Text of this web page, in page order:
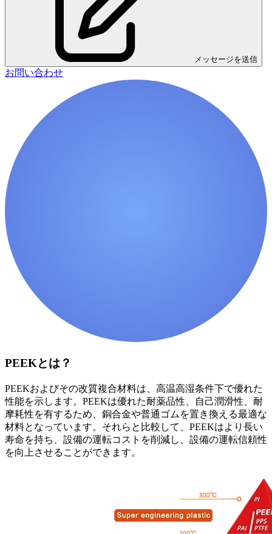
メッセージを送信
お問い合わせ
PEEKとは？
PEEKおよびその改質複合材料は、高温高湿条件下で優れた
性能を示します。PEEKは優れた耐薬品性、自己潤滑性、耐
摩耗性を有するため、銅合金や普通ゴムを置き換える最適な
材料となっています。それらと比較して、PEEKはより長い
寿命を持ち、設備の運転コストを削減し、設備の運転信頼性
を向上させることができます。